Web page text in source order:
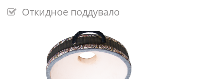
Откидное поддувало